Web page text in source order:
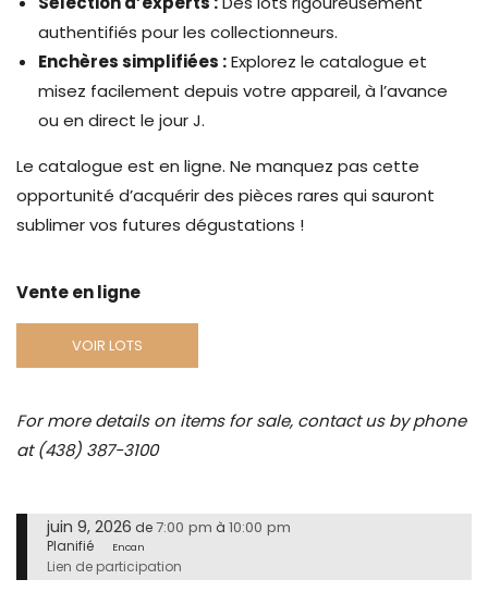
authentifiés pour les collectionneurs.
Enchères simplifiées :Explorez le catalogue et
misez facilement depuis votre appareil, à l’avance
ou en direct le jour J.
Le catalogue est en ligne. Ne manquez pas cette
opportunité d’acquérir des pièces rares qui sauront
sublimer vos futures dégustations !
Vente en ligne
VOIR LOTS
For more details on items for sale, contact us by phone
at (438) 387-3100
juin 9, 2026 de7:00 pm à 10:00 pm
Planifié Encan
Lien de participation